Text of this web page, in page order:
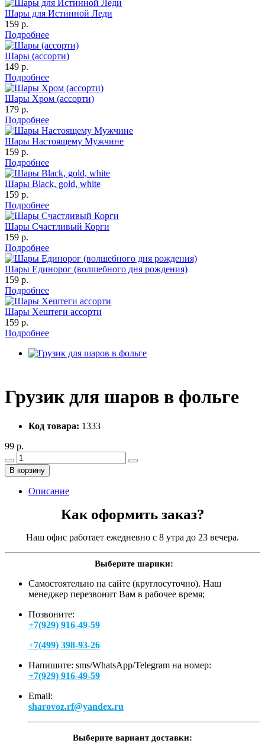
Шары для Истинной Леди
159 р.
Подробнее
Шары (ассорти)
149 р.
Подробнее
Шары Хром (ассорти)
179 р.
Подробнее
Шары Настоящему Мужчине
159 р.
Подробнее
Шары Black, gold, white
159 р.
Подробнее
Шары Счастливый Корги
159 р.
Подробнее
Шары Единорог (волшебного дня рождения)
159 р.
Подробнее
Шары Хештеги ассорти
159 р.
Подробнее
Грузик для шаров в фольге
Код товара: 1333
99 р.
В корзину
Описание
Как оформить заказ?
Наш офис работает ежедневно с 8 утра до 23 вечера.
Выберите шарики:
Самостоятельно на сайте (круглосуточно). Наш
менеджер перезвонит Вам в рабочее время;
Позвоните:
+7(929) 916-49-59
+7(499) 398-93-26
Напишите: sms/WhatsApp/Telegram на номер:
+7(929) 916-49-59
Email:
sharovoz.rf@yandex.ru
Выберите вариант доставки: